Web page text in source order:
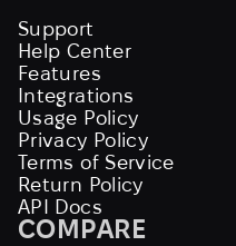
Support
Help Center
Features
Integrations
Usage Policy
Privacy Policy
Terms of Service
Return Policy
API Docs
COMPARE